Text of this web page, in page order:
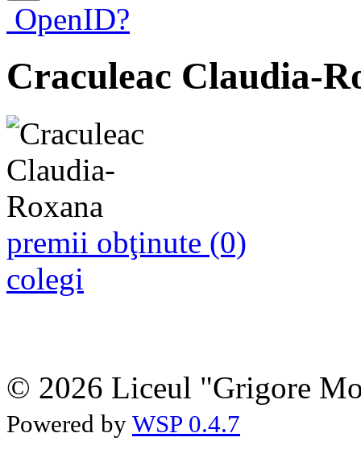
OpenID?
Craculeac Claudia-
premii obţinute (0)
colegi
© 2026 Liceul "Grigore
Powered by WSP 0.4.7